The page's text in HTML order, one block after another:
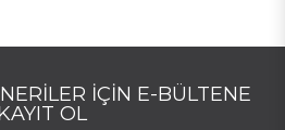
İÇIN E-BÜLTENE
OL